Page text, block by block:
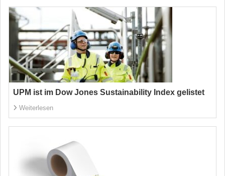
UPM ist im Dow Jones Sustainability Index gelistet
Weiterlesen